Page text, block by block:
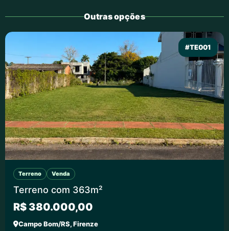
Outras opções
#TE001
Terreno Venda
Terreno com 363m²
R$ 380.000,00
Campo Bom/RS, Firenze